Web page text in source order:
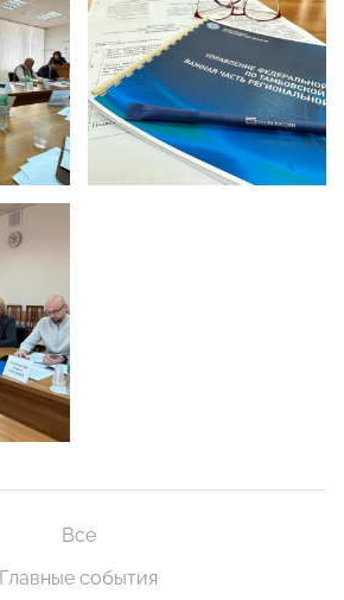
Все
Главные события